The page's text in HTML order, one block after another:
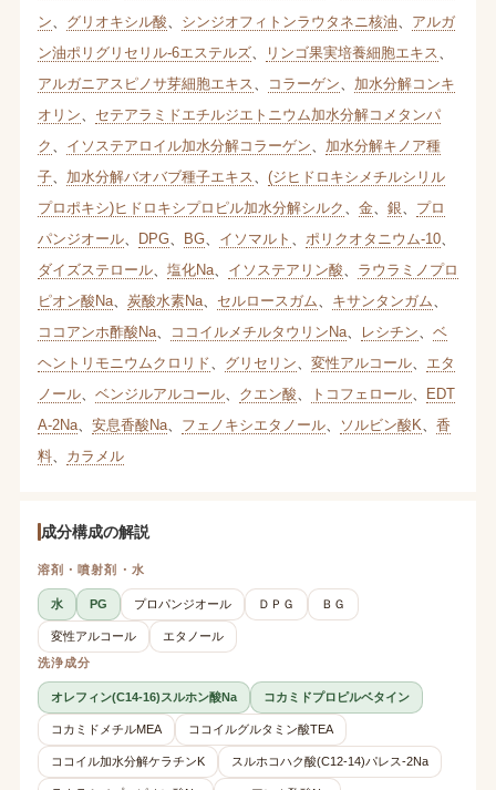
ン
グリオキシル酸 シンジオフィトンラウタネニ核油
アルガ
ン油ポリグリセリル-6エステルズ、 リンゴ果実培養細胞エキス
アルガニアスピノサ芽細胞エキス
コラーゲン
加水分解コンキ
オリン
セテアラミドエチルジエトニウム加水分解コメタンパ
ク
イソステアロイル加水分解コラーゲン
加水分解キノア種
子、 加水分解バオバブ種子エキス
(ジヒドロキシメチルシリル
プロポキシ)ヒドロキシプロピル加水分解シルク
金 銀
プロ
パンジオール、 DPG、 BG、 イソマルト ポリクオタニウム-10、
ダイズステロール、 塩化Na、 イソステアリン酸
ラウラミノプロ
ピオン酸Na、 炭酸水素Na、 セルロースガム キサンタンガム
ココアンホ酢酸Na、 ココイルメチルタウリンNa、 レシチン
ベ
ヘントリモニウムクロリド
グリセリン 変性アルコール、 エタ
ノール、 ベンジルアルコール、 クエン酸 トコフェロール、 EDT
A-2Na、 安息香酸Na、 フェノキシエタノール、 ソルビン酸K
香
料、 カラメル
成分構成の解説
溶剤・噴射剤・水
水 PG プロパンジオール ＤＰＧ ＢＧ
変性アルコール
エタノール
洗浄成分
オレフィン(C14-16)スルホン酸Na コカミドプロピルベタイン
コカミドメチルMEA ココイルグルタミン酸TEA
ココイル加水分解ケラチンK スルホコハク酸(C12-14)パレス-2Na